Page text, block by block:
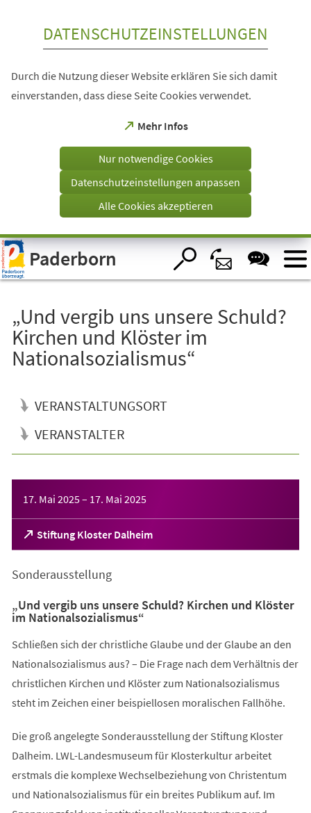
Visuelle
Assistenzsoftware
öffnen.
DATENSCHUTZEINSTELLUNGEN
Durch die Nutzung dieser Website erklären Sie sich damit
einverstanden, dass diese Seite Cookies verwendet.
Mehr Infos
(Öffnet
einem
Tab)
Nur notwendige Cookies
Datenschutzeinstellungen anpassen
Alle Cookies akzeptieren
Paderborn
„Und vergib uns unsere Schuld?
Kirchen und Klöster im
Nationalsozialismus“
VERANSTALTUNGSORT
VERANSTALTER
17. Mai 2025– 17. Mai 2025
Stiftung Kloster Dalheim
(Öffnet
in
neuen
Sonderausstellung
„Und vergib uns unsere Schuld? Kirchen und Klöster
im Nationalsozialismus“
Schließen sich der christliche Glaube und der Glaube an den
Nationalsozialismus aus? – Die Frage nach dem Verhältnis der
christlichen Kirchen und Klöster zum Nationalsozialismus
steht im Zeichen einer beispiellosen moralischen Fallhöhe.
Die groß angelegte Sonderausstellung der Stiftung Kloster
Dalheim. LWL-Landesmuseum für Klosterkultur arbeitet
erstmals die komplexe Wechselbeziehung von Christentum
und Nationalsozialismus für ein breites Publikum auf. Im